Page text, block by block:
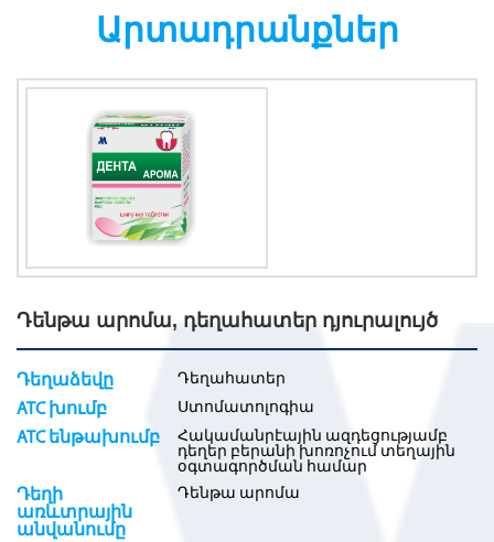
Արտադրանքներ
Դենթա արոմա, դեղահատեր դյուրալույծ
Դեղաձեվը Դեղահատեր
ATC խումբ Ստոմատոլոգիա
ATC ենթախումբ
Հակամանրէային ազդեցությամբ
դեղեր բերանի խոռոչում տեղային
օգտագործման համար
Դեղի
առևտրային
անվանումը
Դենթա արոմա